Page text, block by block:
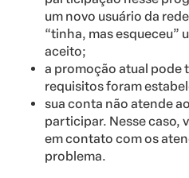
um novo usuário da
“tinha, mas esqueceu”
aceito;
a promoção atual pode
requisitos foram
sua conta não atende
participar. Nesse caso,
em contato com os
problema.